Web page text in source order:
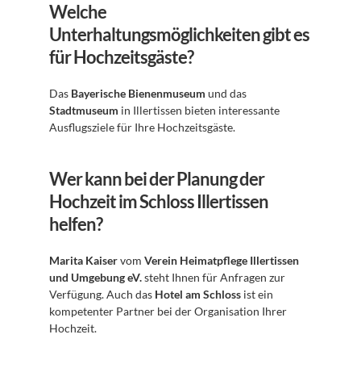
Welche
Unterhaltungsmöglichkeiten gibt es
für Hochzeitsgäste?
Das Bayerische Bienenmuseum
Stadtmuseum in Illertissen bieten interessante
Ausflugsziele für Ihre Hochzeitsgäste.
Wer kann bei der Planung der
Hochzeit im Schloss Illertissen
helfen?
Marita Kaiser vom Verein Heimatpflege Illertissen
und Umgebung eV. steht Ihnen für Anfragen zur
Verfügung. Auch das Hotel am Schloss ist ein
kompetenter Partner bei der Organisation Ihrer
Hochzeit.